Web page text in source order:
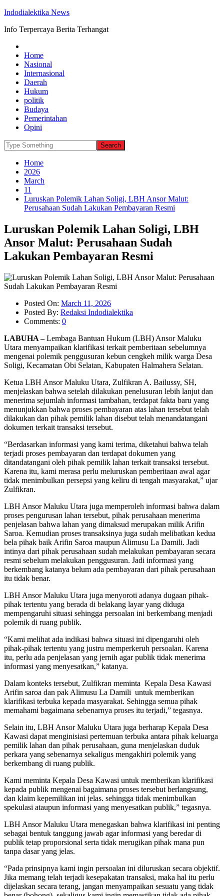
Indodialektika News
Info Terpercaya Berita Terhangat
Home
Nasional
Internasional
Daerah
Hukum
politik
Budaya
Pemerintahan
Opini
Home
2026
March
11
Luruskan Polemik Lahan Soligi, LBH Ansor Malut:
Perusahaan Sudah Lakukan Pembayaran Resmi
Luruskan Polemik Lahan Soligi, LBH
Ansor Malut: Perusahaan Sudah
Lakukan Pembayaran Resmi
Posted On: March 11, 2026
Posted By: Redaksi Indodialektika
Comments: 0
LABUHA –Lembaga Bantuan Hukum (LBH) Ansor Maluku
Utara menyampaikan klarifikasi terkait pemberitaan sebelumnya
mengenai polemik penggusuran kebun cengkeh milik warga Desa
Soligi, Kecamatan Obi Selatan, Kabupaten Halmahera Selatan.
Ketua LBH Ansor Maluku Utara, Zulfikran A. Bailussy, SH,
menjelaskan bahwa setelah dilakukan penelusuran lebih lanjut dan
menerima sejumlah informasi tambahan, terdapat fakta baru yang
menunjukkan bahwa proses pembayaran atas lahan tersebut telah
dilakukan dan pihak pemilik lahan disebut telah menandatangani
dokumen terkait transaksi tersebut.
“Berdasarkan informasi yang kami terima, diketahui bahwa telah
terjadi proses pembayaran dan terdapat dokumen yang
ditandatangani oleh pihak pemilik lahan terkait transaksi tersebut.
Karena itu, kami merasa perlu meluruskan pemberitaan awal agar
tidak menimbulkan persepsi yang keliru di tengah masyarakat,” ujar
Zulfikran.
LBH Ansor Maluku Utara juga memperoleh informasi bahwa dalam
proses pengurusan lahan tersebut, pihak perusahaan menerima
penjelasan bahwa lahan yang dimaksud merupakan milik Arifin
Saroa. Kemudian proses transaksinya juga sudah melibatkan kedua
bela pihak baik Arifin Saroa maupun Alimusu La Damili. Jadi
intinya dari pihak perusahaan sudah melakukan pembayaran secara
resmi sebelum melakukan penggusuran. Jadi informasi yang
berkembang katanya belum ada pembayaran dari pihak perusahaan
itu tidak benar.
LBH Ansor Maluku Utara juga menyoroti adanya dugaan pihak-
pihak tertentu yang berada di belakang layar yang diduga
mempengaruhi situasi sehingga persoalan ini berkembang menjadi
polemik di ruang publik.
“Kami melihat ada indikasi bahwa situasi ini dipengaruhi oleh
pihak-pihak tertentu yang justru memperkeruh persoalan. Karena
itu, perlu ada penjelasan yang jernih agar publik tidak menerima
informasi yang menyesatkan,” katanya.
Dalam konteks tersebut, Zulfikran meminta Kepala Desa Kawasi
Arifin saroa dan pak Alimusu La Damili untuk memberikan
klarifikasi terbuka kepada masyarakat. Sehingga semua pihak
memahami bagaimana sebenarnya proses itu terjadi,” tegasnya.
Selain itu, LBH Ansor Maluku Utara juga berharap Kepala Desa
Kawasi dapat menginisiasi pertemuan terbuka antara pihak keluarga
pemilik lahan dan pihak perusahaan, guna menjelaskan duduk
perkara yang sebenarnya sekaligus mengakhiri polemik yang
berkembang di ruang publik.
Kami meminta Kepala Desa Kawasi untuk memberikan klarifikasi
kepada publik mengenai bagaimana proses tersebut berlangsung,
dan klaim kepemilikan ini jelas. sehingga tidak menimbulkan
spekulasi ataupun informasi yang menyesatkan publik,” tegasnya.
LBH Ansor Maluku Utara menegaskan bahwa klarifikasi ini penting
sebagai bentuk tanggung jawab agar informasi yang beredar di
publik tetap proporsional serta tidak merugikan pihak mana pun
tanpa dasar yang jelas.
“Pada prinsipnya kami ingin persoalan ini diluruskan secara objektif.
Jika memang telah terjadi kesepakatan transaksi, maka hal itu perlu
dijelaskan secara terang, jangan menyampaikan sesuatu yang tidak